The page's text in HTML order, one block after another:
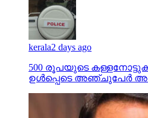
kerala2 days ago
500 രൂപയുടെ
ഉള്‍പ്പെടെ അഞ്ചുപേര്‍